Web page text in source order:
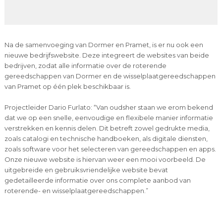
Na de samenvoeging van Dormer en Pramet, is er nu ook een
nieuwe bedrijfswebsite. Deze integreert de websites van beide
bedrijven, zodat alle informatie over de roterende
gereedschappen van Dormer en de wisselplaatgereedschappen
van Pramet op één plek beschikbaar is.
Projectleider Dario Furlato: “Van oudsher staan we erom bekend
dat we op een snelle, eenvoudige en flexibele manier informatie
verstrekken en kennis delen. Dit betreft zowel gedrukte media,
zoals catalogi en technische handboeken, als digitale diensten,
zoals software voor het selecteren van gereedschappen en apps.
Onze nieuwe website is hiervan weer een mooi voorbeeld. De
uitgebreide en gebruiksvriendelijke website bevat
gedetailleerde informatie over ons complete aanbod van
roterende- en wisselplaatgereedschappen.”